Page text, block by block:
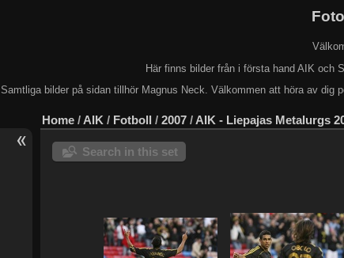
Här finns bilder från i första hand AIK och
Samtliga bilder på sidan tillhör Magnus Neck. Välkommen att höra av dig
Home / AIK / Fotboll / 2007 / AIK - Liepajas Metalurgs
Search in this set